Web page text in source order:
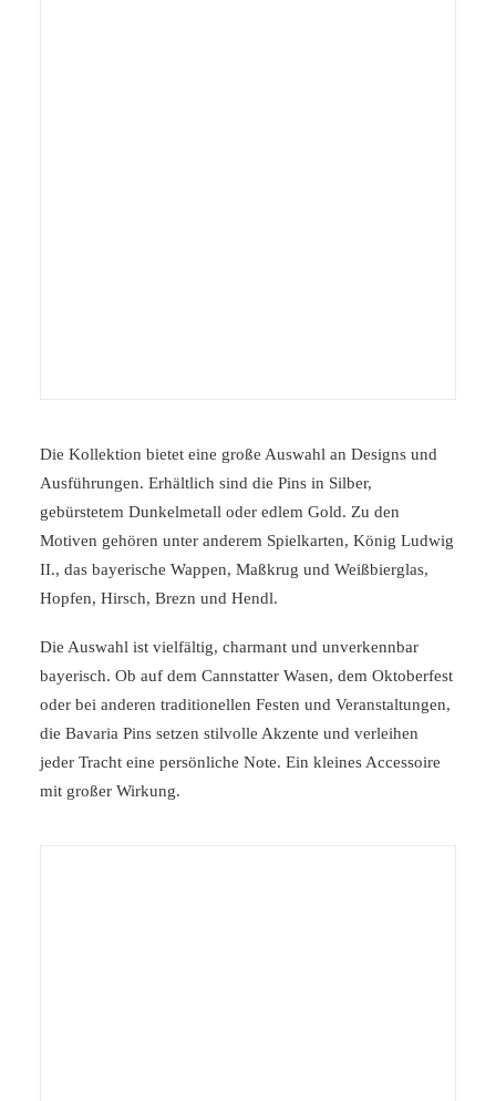
Die Kollektion bietet eine große Auswahl an Designs und
Ausführungen. Erhältlich sind die Pins in Silber,
gebürstetem Dunkelmetall oder edlem Gold. Zu den
Motiven gehören unter anderem Spielkarten, König Ludwig
II., das bayerische Wappen, Maßkrug und Weißbierglas,
Hopfen, Hirsch, Brezn und Hendl.
Die Auswahl ist vielfältig, charmant und unverkennbar
bayerisch. Ob auf dem Cannstatter Wasen, dem Oktoberfest
oder bei anderen traditionellen Festen und Veranstaltungen,
die Bavaria Pins setzen stilvolle Akzente und verleihen
jeder Tracht eine persönliche Note. Ein kleines Accessoire
mit großer Wirkung.